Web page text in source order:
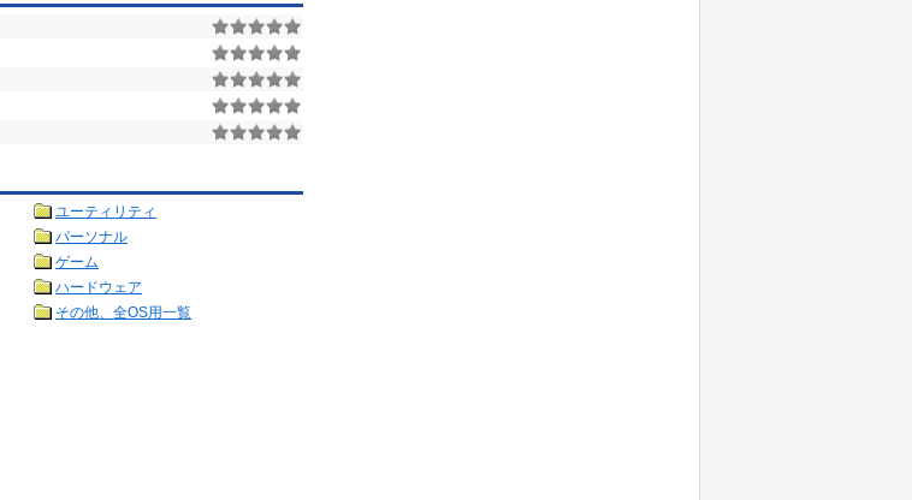
ユーティリティ
パーソナル
ゲーム
ハードウェア
その他、全OS用一覧